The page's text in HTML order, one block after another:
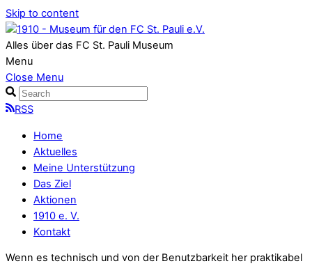
Skip to content
Alles über das FC St. Pauli Museum
Menu
Close Menu
RSS
Home
Aktuelles
Meine Unterstützung
Das Ziel
Aktionen
1910 e. V.
Kontakt
Wenn es technisch und von der Benutzbarkeit her praktikabel